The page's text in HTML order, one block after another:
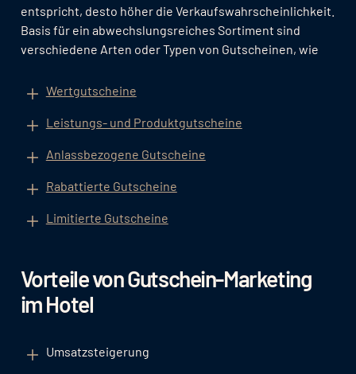
entspricht, desto höher die Verkaufswahrscheinlichkeit.
Basis für ein abwechslungsreiches Sortiment sind
verschiedene Arten oder Typen von Gutscheinen, wie
Wertgutscheine
Leistungs- und Produktgutscheine
Anlassbezogene Gutscheine
Rabattierte Gutscheine
Limitierte Gutscheine
Vorteile von Gutschein-Marketing
im Hotel
Umsatzsteigerung